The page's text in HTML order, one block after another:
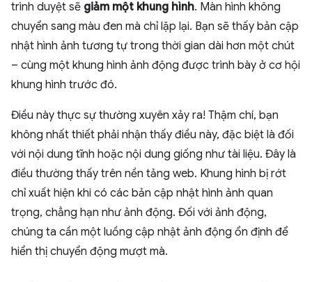
trình duyệt sẽ giảm một khung hình. Màn hình không
chuyển sang màu đen mà chỉ lặp lại. Bạn sẽ thấy bản cập
nhật hình ảnh tương tự trong thời gian dài hơn một chút
– cùng một khung hình ảnh động được trình bày ở cơ hội
khung hình trước đó.
Điều này thực sự thường xuyên xảy ra! Thậm chí, bạn
không nhất thiết phải nhận thấy điều này, đặc biệt là đối
với nội dung tĩnh hoặc nội dung giống như tài liệu. Đây là
điều thường thấy trên nền tảng web. Khung hình bị rớt
chỉ xuất hiện khi có các bản cập nhật hình ảnh quan
trọng, chẳng hạn như ảnh động. Đối với ảnh động,
chúng ta cần một luồng cập nhật ảnh động ổn định để
hiển thị chuyển động mượt mà.